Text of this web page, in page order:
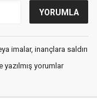
imalar, inançlara saldırı
yorumlar